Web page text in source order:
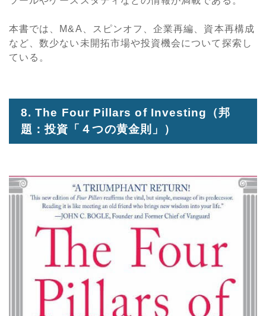
本書では、M&A、スピンオフ、企業再編、資本再構成
など、数少ない未開拓市場や投資機会について探索し
ている。
8. The Four Pillars of Investing
（邦
題：投資「４つの黄金則」）